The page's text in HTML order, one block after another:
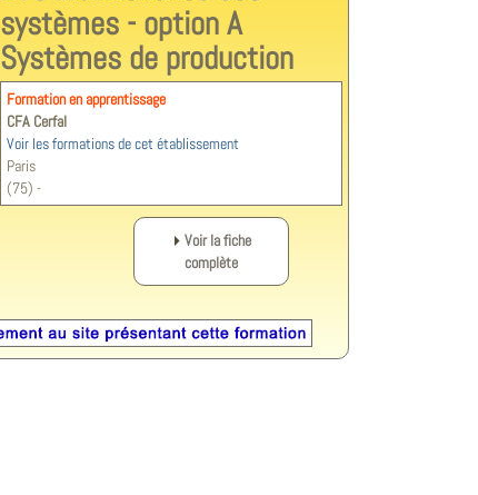
systèmes - option A
Systèmes de production
Formation en apprentissage
CFA Cerfal
Voir les formations de cet établissement
Paris
(75) -
Voir la fiche
complète